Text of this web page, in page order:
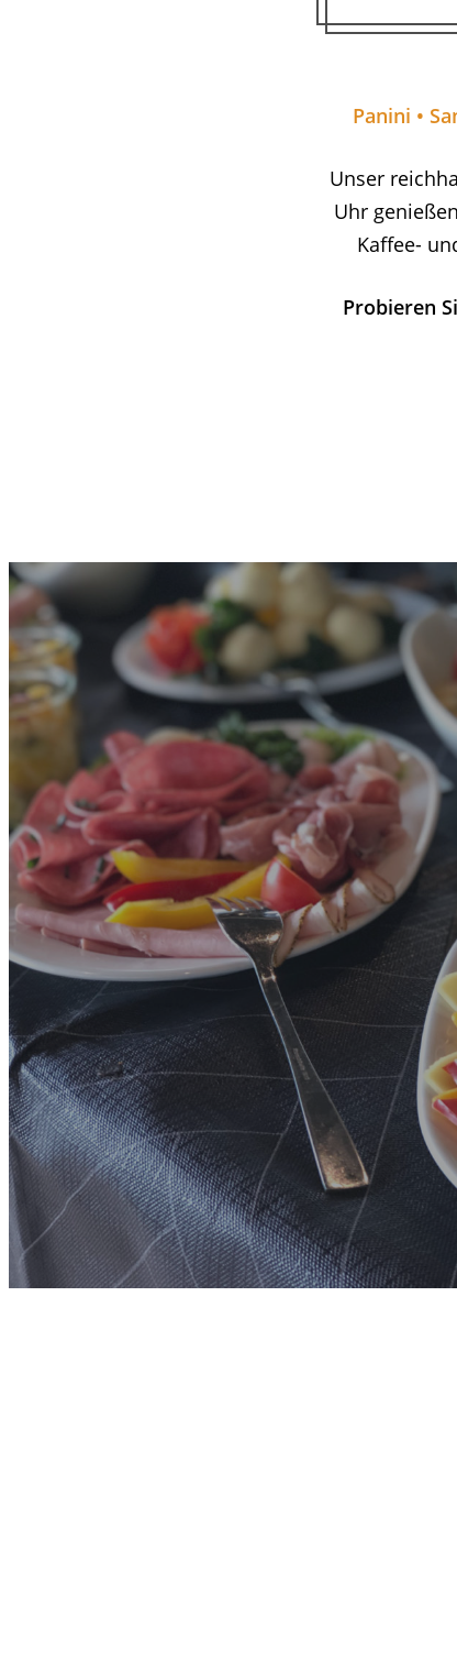
Panini •
Unser
Uhr
Kaffee-
Probieren